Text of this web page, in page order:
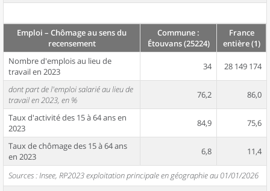
Emploi – Chômage au sens du
recensement
Commune :
Étouvans (25224)
France
entière (1)
Nombre d'emplois au lieu de
travail en 2023
34 28 149 174
dont part de l'emploi salarié au lieu de
travail en 2023, en %
76,2 86,0
Taux d'activité des 15 à 64 ans en
2023
84,9 75,6
Taux de chômage des 15 à 64 ans
en 2023
6,8 11,4
Sources : Insee, RP2023 exploitation principale en géographie au 01/01/2026